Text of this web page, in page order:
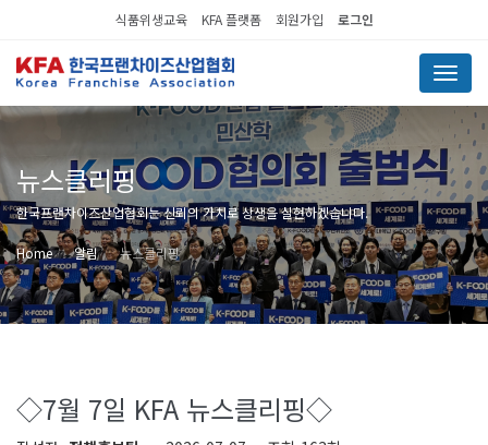
식품위생교육 KFA 플랫폼 회원가입 로그인
Menu
뉴스클리핑
한국프랜차이즈산업협회는 신뢰의 가치로 상생을 실현하겠습니다.
Home 알림 뉴스클리핑
◇7월 7일 KFA 뉴스클리핑◇